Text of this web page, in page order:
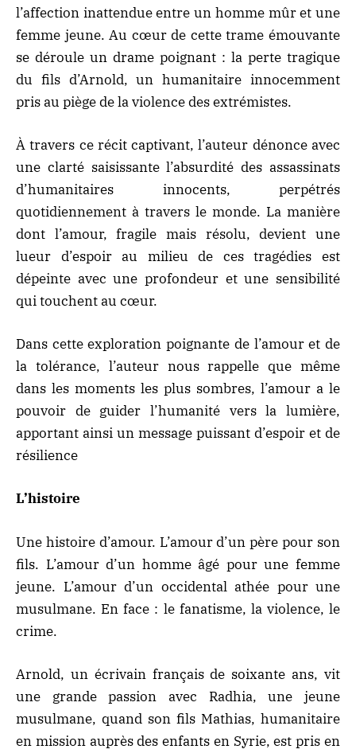
l’affection inattendue entre un homme mûr et une
femme jeune. Au cœur de cette trame émouvante
se déroule un drame poignant : la perte tragique
du fils d’Arnold, un humanitaire innocemment
pris au piège de la violence des extrémistes.
À travers ce récit captivant, l’auteur dénonce avec
une clarté saisissante l’absurdité des assassinats
d’humanitaires innocents, perpétrés
quotidiennement à travers le monde. La manière
dont l’amour, fragile mais résolu, devient une
lueur d’espoir au milieu de ces tragédies est
dépeinte avec une profondeur et une sensibilité
qui touchent au cœur.
Dans cette exploration poignante de l’amour et de
la tolérance, l’auteur nous rappelle que même
dans les moments les plus sombres, l’amour a le
pouvoir de guider l’humanité vers la lumière,
apportant ainsi un message puissant d’espoir et de
résilience
L’histoire
Une histoire d’amour. L’amour d’un père pour son
fils. L’amour d’un homme âgé pour une femme
jeune. L’amour d’un occidental athée pour une
musulmane. En face : le fanatisme, la violence, le
crime.
Arnold, un écrivain français de soixante ans, vit
une grande passion avec Radhia, une jeune
musulmane, quand son fils Mathias, humanitaire
en mission auprès des enfants en Syrie, est pris en